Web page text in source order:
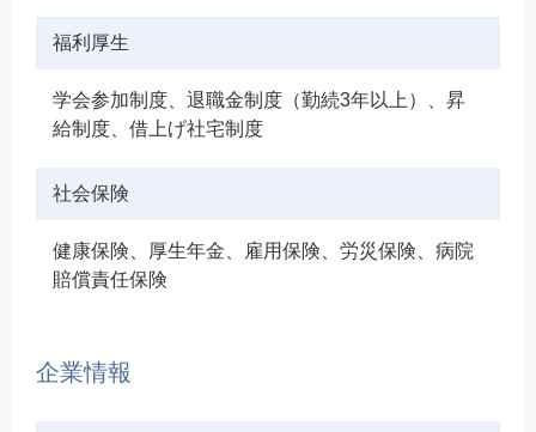
福利厚生
学会参加制度、退職金制度（勤続3年以上）、昇
給制度、借上げ社宅制度
社会保険
健康保険、厚生年金、雇用保険、労災保険、病院
賠償責任保険
企業情報